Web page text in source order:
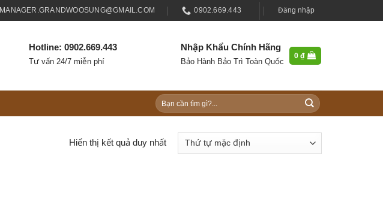
MANAGER.GRANDWOOSUNG@GMAIL.COM 0902.669.443 Đăng nhập
Hotline: 0902.669.443
Tư vấn 24/7 miễn phí
Nhập Khẩu Chính Hãng
Bảo Hành Bảo Trì Toàn Quốc
0₫
Tìm
kiếm:
Hiển thị kết quả duy nhất